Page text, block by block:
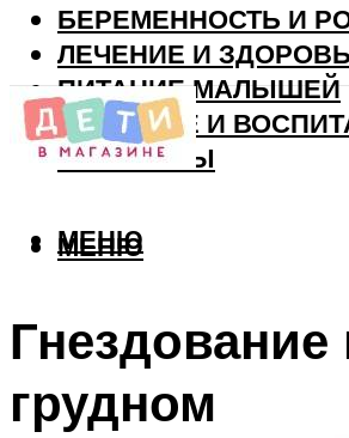
БЕРЕМЕННОСТЬ И
ЛЕЧЕНИЕ И
ПИТАНИЕ МАЛЫШЕЙ
РАЗВИТИЕ И
ВИТАМИНЫ
МЕНЮ
МЕНЮ
Гнездование
грудном